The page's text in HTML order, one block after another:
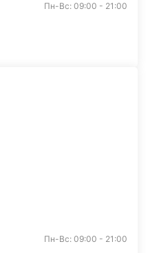
Пн-Вс: 09:00 - 21:00
Пн-Вс: 09:00 - 21:00